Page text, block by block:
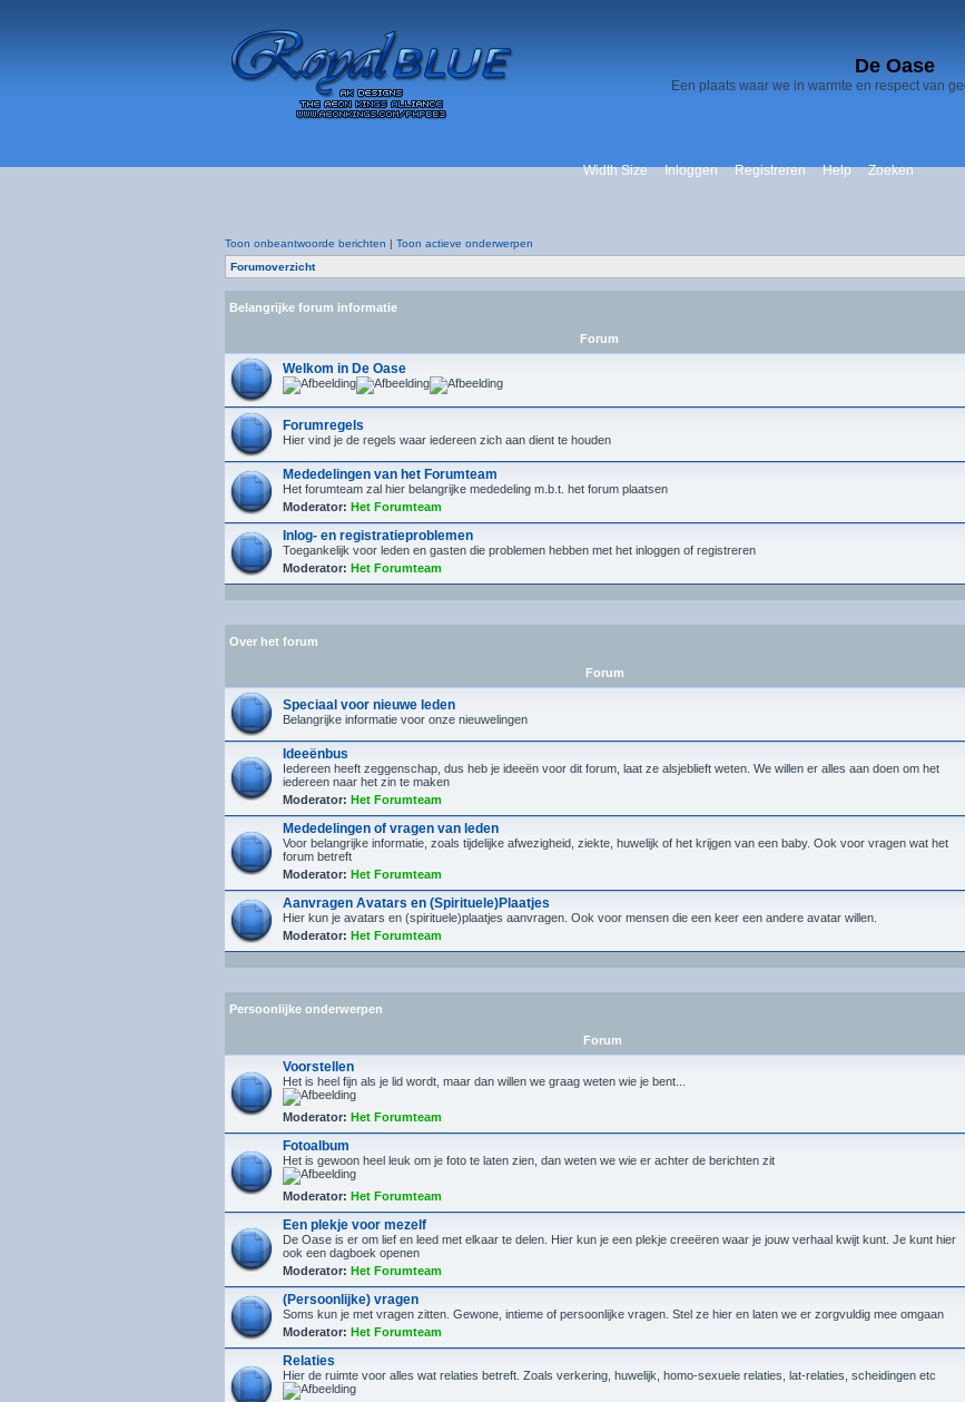
De Oase
Een plaats waar we in warmte en respect van
Width Size Inloggen Registreren Help Zoeken
Toon onbeantwoorde berichten | Toon actieve onderwerpen
Forumoverzicht
Belangrijke forum informatie
Forum
Welkom in De Oase
Forumregels
Hier vind je de regels waar iedereen zich aan dient te houden
Mededelingen van het Forumteam
Het forumteam zal hier belangrijke mededeling m.b.t. het forum plaatsen
Moderator: Het Forumteam
Inlog- en registratieproblemen
Toegankelijk voor leden en gasten die problemen hebben met het inloggen of registreren
Moderator: Het Forumteam
Over het forum
Forum
Speciaal voor nieuwe leden
Belangrijke informatie voor onze nieuwelingen
Ideeënbus
Iedereen heeft zeggenschap, dus heb je ideeën voor dit forum, laat ze alsjeblieft weten. We willen er alles aan doen om het
iedereen naar het zin te maken
Moderator: Het Forumteam
Mededelingen of vragen van leden
Voor belangrijke informatie, zoals tijdelijke afwezigheid, ziekte, huwelijk of het krijgen van een baby. Ook voor vragen wat het
forum betreft
Moderator: Het Forumteam
Aanvragen Avatars en (Spirituele)Plaatjes
Hier kun je avatars en (spirituele)plaatjes aanvragen. Ook voor mensen die een keer een andere avatar willen.
Moderator: Het Forumteam
Persoonlijke onderwerpen
Forum
Voorstellen
Het is heel fijn als je lid wordt, maar dan willen we graag weten wie je bent...
Moderator: Het Forumteam
Fotoalbum
Het is gewoon heel leuk om je foto te laten zien, dan weten we wie er achter de berichten zit
Moderator: Het Forumteam
Een plekje voor mezelf
De Oase is er om lief en leed met elkaar te delen. Hier kun je een plekje creeëren waar je jouw verhaal kwijt kunt. Je kunt hier
ook een dagboek openen
Moderator: Het Forumteam
(Persoonlijke) vragen
Soms kun je met vragen zitten. Gewone, intieme of persoonlijke vragen. Stel ze hier en laten we er zorgvuldig mee omgaan
Moderator: Het Forumteam
Relaties
Hier de ruimte voor alles wat relaties betreft. Zoals verkering, huwelijk, homo-sexuele relaties, lat-relaties, scheidingen etc